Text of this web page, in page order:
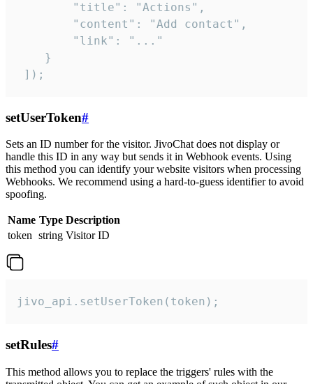
        "title": "Actions",
        "content": "Add contact",
        "link": "..."
    }
]);
setUserToken#
Sets an ID number for the visitor. JivoChat does not display or
handle this ID in any way but sends it in Webhook events. Using
this method you can identify your website visitors when processing
Webhooks. We recommend using a hard-to-guess identifier to avoid
spoofing.
Name Type Description
token string Visitor ID
jivo_api.setUserToken(token);
setRules#
This method allows you to replace the triggers' rules with the